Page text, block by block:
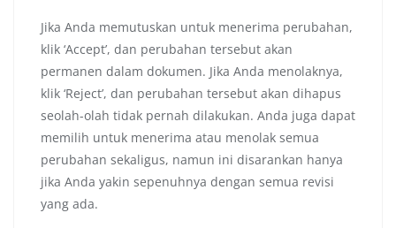
Jika Anda memutuskan untuk menerima perubahan,
klik ‘Accept’, dan perubahan tersebut akan
permanen dalam dokumen. Jika Anda menolaknya,
klik ‘Reject’, dan perubahan tersebut akan dihapus
seolah-olah tidak pernah dilakukan. Anda juga dapat
memilih untuk menerima atau menolak semua
perubahan sekaligus, namun ini disarankan hanya
jika Anda yakin sepenuhnya dengan semua revisi
yang ada.